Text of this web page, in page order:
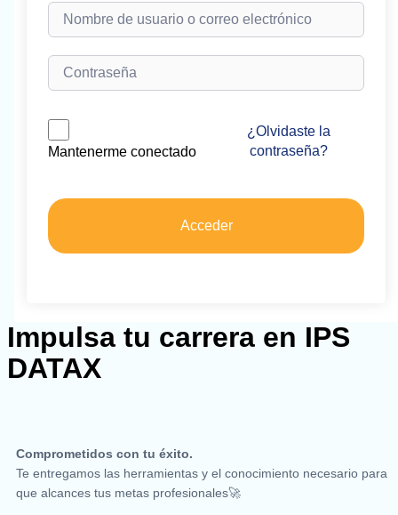
Mantenerme conectado
¿Olvidaste la
contraseña?
Acceder
Impulsa tu carrera en IPS
DATAX
Comprometidos con tu éxito.
Te entregamos las herramientas y el conocimiento necesario para
que alcances tus metas profesionales🚀